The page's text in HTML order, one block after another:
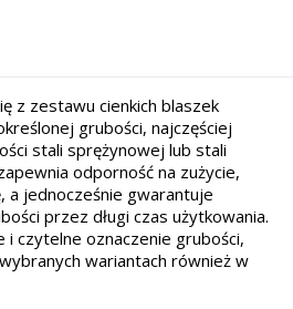
z zestawu cienkich blaszek
grubości, najczęściej
stali sprężynowej lub stali
odporność na zużycie,
a jednocześnie gwarantuje
przez długi czas użytkowania.
i czytelne oznaczenie grubości,
wariantach również w